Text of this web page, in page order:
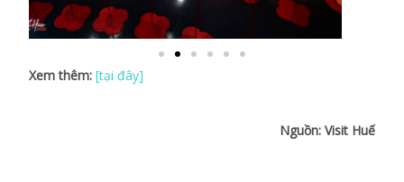
Xem thêm: [tại đây]
Nguồn: Visit Huế